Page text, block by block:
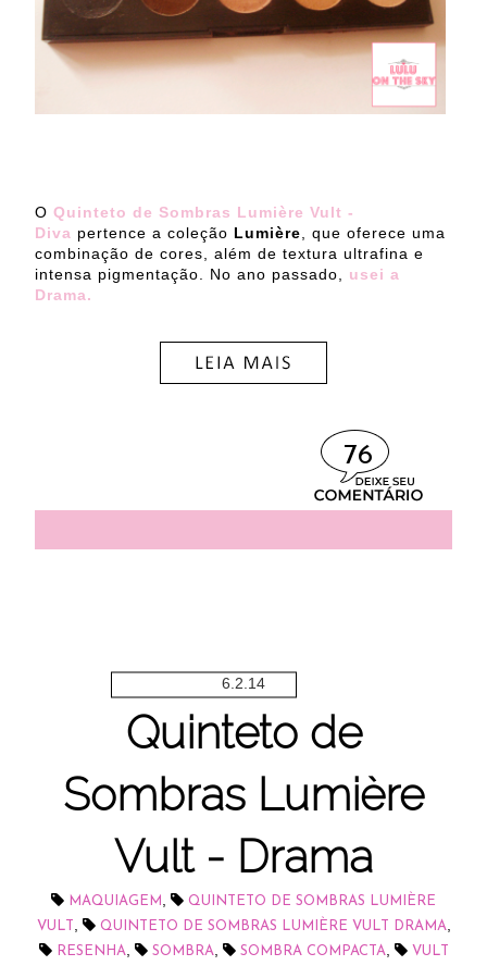
O Quinteto de Sombras Lumière Vult -
Diva pertence a coleção Lumière , que oferece uma
combinação de cores, além de textura ultrafina e
intensa pigmentação. No ano passado, usei a
Drama.
76
6.2.14
Quinteto de
Sombras Lumière
Vult - Drama
MAQUIAGEM
QUINTETO DE SOMBRAS LUMIÈRE
VULT
QUINTETO DE SOMBRAS LUMIÈRE VULT DRAMA
RESENHA SOMBRA SOMBRA COMPACTA VULT